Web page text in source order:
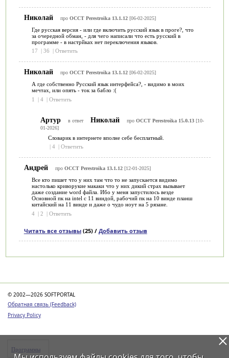
Николай про OCCT Perestroika 13.1.12[06-02-2025]
Где русская версия - или где включить русский язык в проге?, что
за очередной обман, - для чего написали что есть русский в
программе - в настрйках нет переключения языков.
17
| 36 | Ответить
Николай про OCCT Perestroika 13.1.12[06-02-2025]
А где собственно Русский язык интерфейса?, - видимо в моих
мечтах, или опять - ток за бабло :(
1
| 4 | Ответить
Артур в ответ Николай про OCCT Perestroika 15.0.13[10-
01-2026]
Словарик в интернете вполне себе бесплатный.
| 4 | Ответить
Андрей про OCCT Perestroika 13.1.12[12-01-2025]
Все кто пишет что у них там что то не запускается видимо
настолько криворукие макаки что у них дикий страх вызывает
даже создание word файла. Ибо у меня запустилось везде
Основной пк на intel с 11 виндой, рабочий пк на 10 винде планш
китайский на 11 винде и даже о чудо ноут на 5 рязане.
4 | 2 | Ответить
Читать все отзывы(25) / Добавить отзыв
© 2002—2026 SOFTPORTAL
Обратная связь (Feedback)
Privacy Policy
Программы